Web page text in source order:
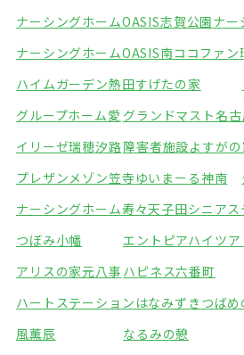
ナーシングホームOASIS志賀公園ナー
ナーシングホームOASIS南ココファン
ハイムガーデン熱田すげたの家
グループホーム愛 グランドマスト名
イリーゼ瑞穂汐路障害者施設よすが
プレザンメゾン笠寺ゆいまーる神南
ナーシングホーム寿々天子田シニア
つぼみ小幡
エントピアハイツ
アリスの家元八事 ハピネス六番町
ハートステーションはなみずき つば
風薫辰
なるみの憩